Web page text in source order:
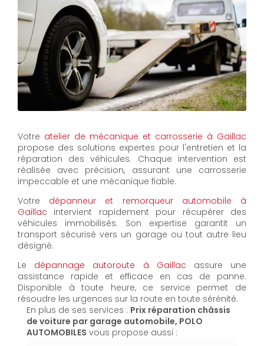
Votre atelier de mécanique et carrosserie à Gaillac
propose des solutions expertes pour l'entretien et la
réparation des véhicules. Chaque intervention est
réalisée avec précision, assurant une carrosserie
impeccable et une mécanique fiable.
Votre dépanneur et remorqueur automobile à
Gaillac intervient rapidement pour récupérer des
véhicules immobilisés. Son expertise garantit un
transport sécurisé vers un garage ou tout autre lieu
désigné.
Le dépannage autoroute à Gaillac assure une
assistance rapide et efficace en cas de panne.
Disponible à toute heure, ce service permet de
résoudre les urgences sur la route en toute sérénité.
En plus de ses services : Prix réparation châssis
de voiture par garage automobile, POLO
AUTOMOBILES vous propose aussi :